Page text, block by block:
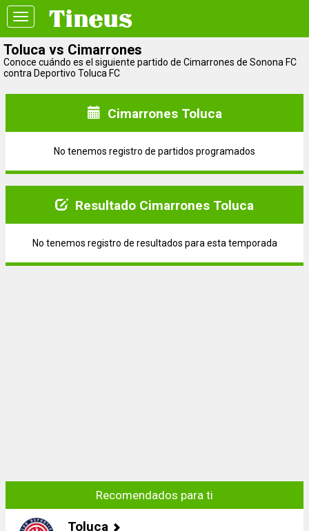
Toggle
navigation
Toluca vs Cimarrones
Conoce cuándo es el siguiente partido de Cimarrones de Sonona FC
contra Deportivo Toluca FC
Cimarrones Toluca
No tenemos registro de partidos programados
Resultado Cimarrones Toluca
No tenemos registro de resultados para esta temporada
Recomendados para ti
Toluca